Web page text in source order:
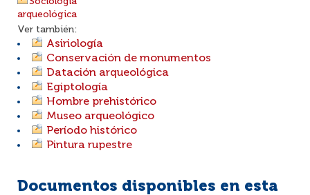
arqueológica
Ver también:
Asiriología
Conservación de monumentos
Datación arqueológica
Egiptología
Hombre prehistórico
Museo arqueológico
Período histórico
Pintura rupestre
Documentos disponibles en esta